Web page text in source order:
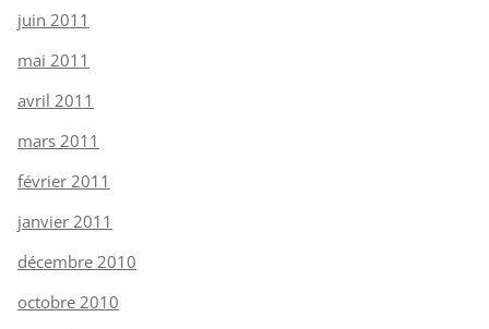
juin 2011
mai 2011
avril 2011
mars 2011
février 2011
janvier 2011
décembre 2010
octobre 2010